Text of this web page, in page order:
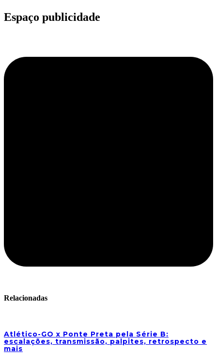
Espaço publicidade
Relacionadas
Atlético-GO x Ponte Preta pela Série B:
escalações, transmissão, palpites, retrospecto e
mais